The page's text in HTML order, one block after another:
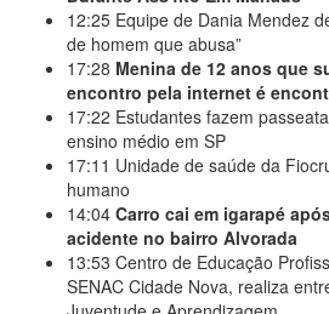
12:25 Equipe de Dania Mendez
de homem que abusa”
17:28 Menina de 12 anos que
encontro pela internet é
17:22 Estudantes fazem
ensino médio em SP
17:11 Unidade de saúde da
humano
14:04 Carro cai em igarapé
acidente no bairro Alvorada
13:53 Centro de Educação
SENAC Cidade Nova, realiza